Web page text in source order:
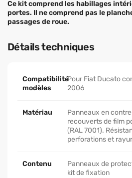
Ce kit comprend les habillages
portes. Il ne comprend pas le
passages de roue.
Détails techniques
Compatibilité
modèles
Pour Fiat Ducato
2006
Matériau
Panneaux en
recouverts de film
(RAL 7001).
perforations et
Contenu
Panneaux de
kit de fixation